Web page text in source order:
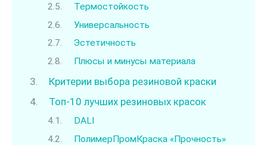
Термостойкость
Универсальность
Эстетичность
Плюсы и минусы материала
Критерии выбора резиновой краски
Топ-10 лучших резиновых красок
DALI
ПолимерПромКраска «Прочность»